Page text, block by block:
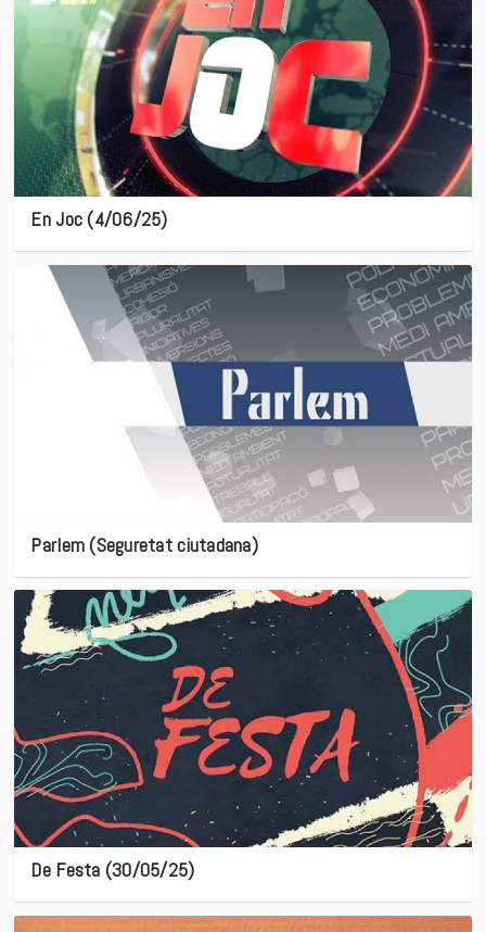
En Joc (4/06/25)
Parlem (Seguretat ciutadana)
De Festa (30/05/25)